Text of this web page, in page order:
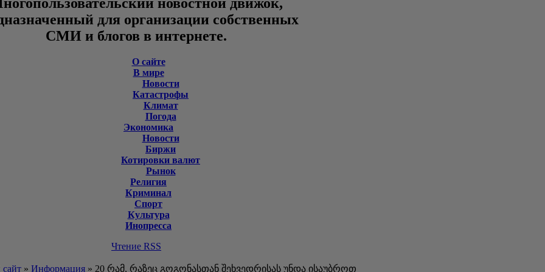
для организации собственных
СМИ и блогов в интернете.
О сайте
В мире
Новости
Катастрофы
Климат
Погода
Экономика
Новости
Биржи
Котировки валют
Рынок
Религия
Криминал
Спорт
Культура
Инопресса
Чтение RSS
» Информация» 20 რამ, რაზეც გოგონასთან შეხვედრისას უნდა ისაუბროთ